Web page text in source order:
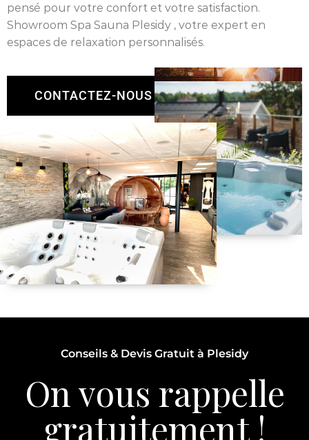
pensé pour votre confort et votre satisfaction.
Showroom Spa Sauna Plesidy , votre expert en
espaces de relaxation personnalisés.
CONTACTEZ-NOUS
Conseils & Devis Gratuit à Plesidy
On vous rappelle
gratuitement !